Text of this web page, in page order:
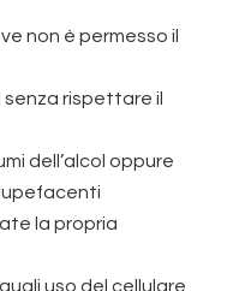
non è permesso il
rispettare il
dell’alcol oppure
la propria
uso del cellulare